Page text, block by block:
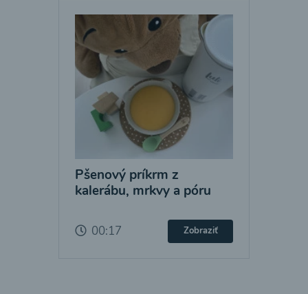
Pšenový príkrm z
kalerábu, mrkvy a póru
00:17 Zobraziť